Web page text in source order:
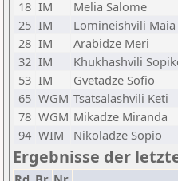
18 IM Melia Salome
25 IM Lomineishvili Maia
28 IM Arabidze Meri
32 IM Khukhashvili
53 IM Gvetadze Sofio
65 WGM Tsatsalashvili Keti
78 WGM Mikadze Miranda
94 WIM Nikoladze Sopio
Ergebnisse der